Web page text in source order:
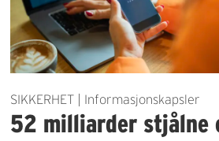
SIKKERHET | Informasjonskapsler
52 milliarder stjålne